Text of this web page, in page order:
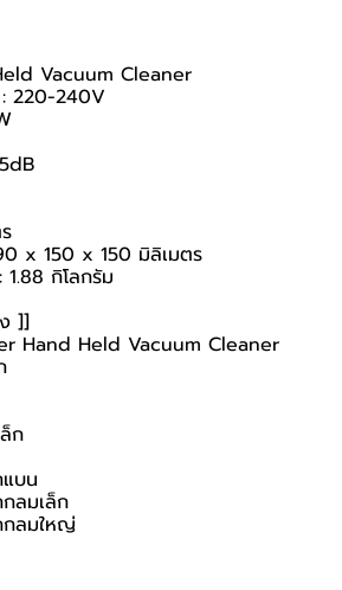
Vacuum Cleaner
220-240V
x 150 x 150 มิลิเมตร
กิโลกรัม
]]
Hand Held Vacuum Cleaner
ก
บน
ลมเล็ก
กลมใหญ่